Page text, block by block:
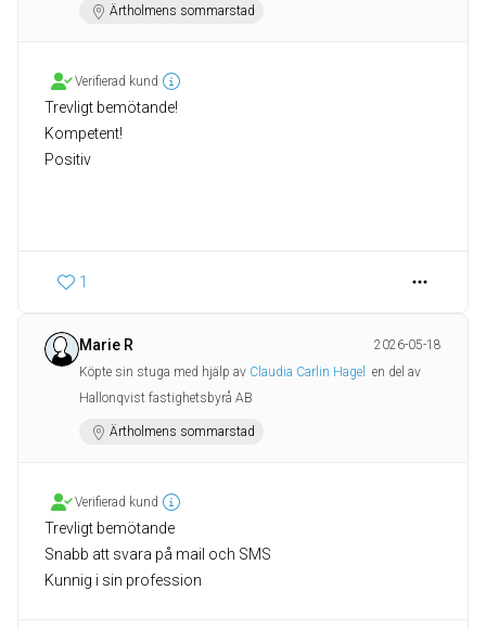
Ärtholmens sommarstad
Verifierad kund
Trevligt bemötande!
Kompetent!
Positiv
1
Marie R
2026-05-18
Köpte sin stuga med hjälp av Claudia Carlin Hagel
en del av
Hallonqvist fastighetsbyrå AB
Ärtholmens sommarstad
Verifierad kund
Trevligt bemötande
Snabb att svara på mail och SMS
Kunnig i sin profession